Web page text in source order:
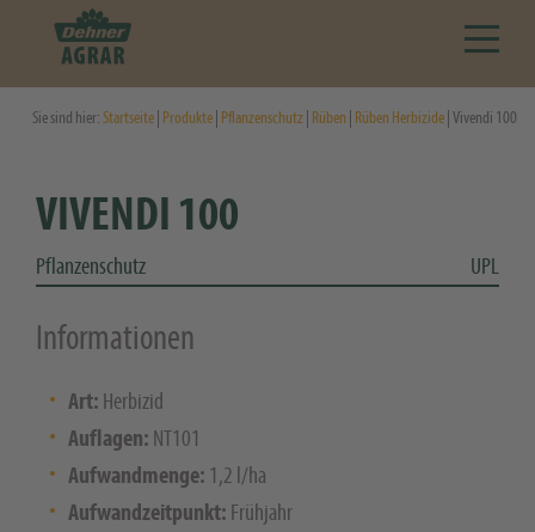
Sie sind hier:Startseite Produkte Pflanzenschutz Rüben Rüben Herbizide | Vivendi 100
VIVENDI 100
Pflanzenschutz UPL
Informationen
Art: Herbizid
Auflagen: NT101
Aufwandmenge: 1,2 l/ha
Aufwandzeitpunkt: Frühjahr